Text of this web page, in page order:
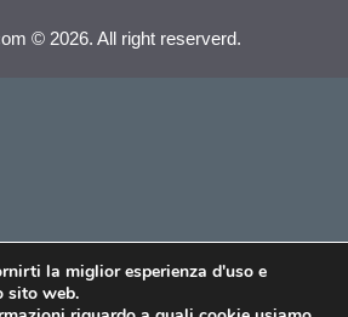
© 2026. All right reserverd.
la miglior esperienza d'uso e
sito web.